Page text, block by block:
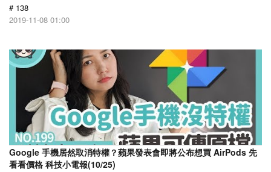
# 138
2019-11-08 01:00
Google 手機居然取消特權？蘋果發表會即將公布想買 AirPods 先
看看價格 科技小電報(10/25)